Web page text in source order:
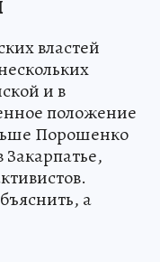
властей
и в
положение
Порошенко
Закарпатье,
а